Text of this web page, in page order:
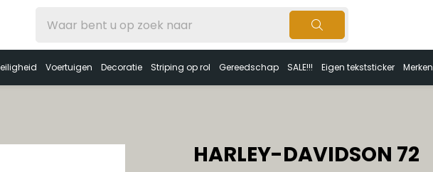
Voertuigen Decoratie Striping op rol Gereedschap SALE!!! Eigen tekststicker Merken
HARLEY-DAVIDSON 72